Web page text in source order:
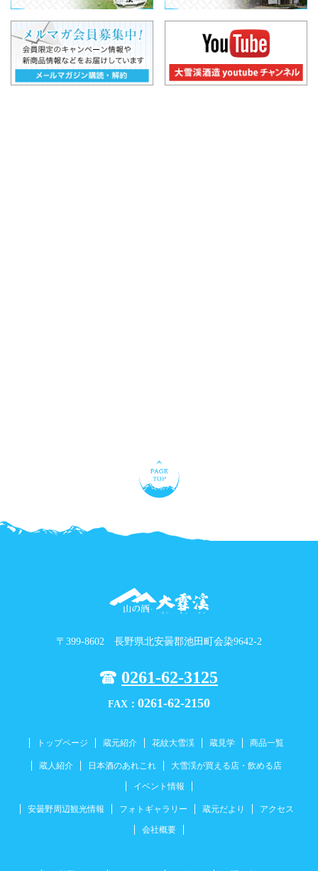
〒399-8602 長野県北安曇郡池田町会染9642-2
0261-62-3125
FAX： 0261-62-2150
トップページ 蔵元紹介 花紋大雪渓 蔵見学 商品一覧
蔵人紹介 日本酒のあれこれ 大雪渓が買える店・飲める店
イベント情報
安曇野周辺観光情報 フォトギャラリー 蔵元だより アクセス
会社概要